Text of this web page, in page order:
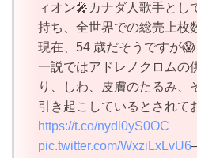
ィオン🎤カナダ人歌手とし
持ち、全世界での総売上枚
現在、54 歳だそうですが😱
一説ではアドレノクロムの
り、しわ、皮膚のたるみ、
引き起こしているとされて
https://t.co/nydl0yS0OC
pic.twitter.com/WxziLxLvU6